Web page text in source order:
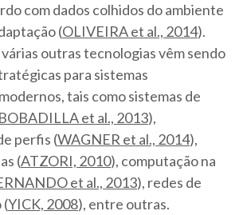
com dados colhidos do ambiente
(OLIVEIRA et al., 2014).
outras tecnologias vêm sendo
para sistemas
tais como sistemas de
BOBADILLA et al., 2013),
perfis (WAGNER et al., 2014),
(ATZORI, 2010), computação na
et al., 2013), redes de
(YICK, 2008), entre outras.